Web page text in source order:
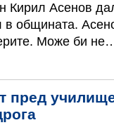
Кирил Асенов
общината.
Може би
пред